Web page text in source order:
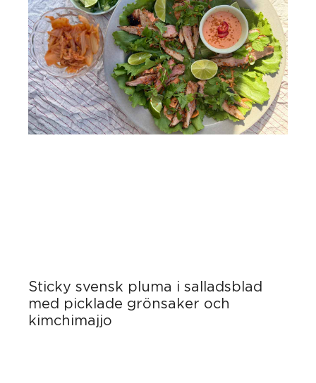
Sticky svensk pluma i salladsblad
med picklade grönsaker och
kimchimajjo